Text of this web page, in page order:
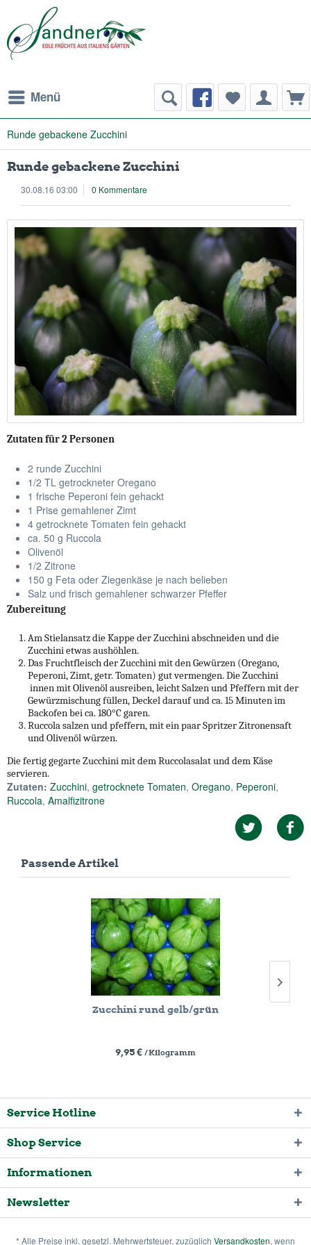
Menü
Runde gebackene Zucchini
Runde gebackene Zucchini
30.08.16 03:00 0 Kommentare
Zutaten für 2 Personen
2 runde Zucchini
1/2 TL getrockneter Oregano
1 frische Peperoni fein gehackt
1 Prise gemahlener Zimt
4 getrocknete Tomaten fein gehackt
ca. 50 g Ruccola
Olivenöl
1/2 Zitrone
150 g Feta oder Ziegenkäse je nach belieben
Salz und frisch gemahlener schwarzer Pfeffer
Zubereitung
Am Stielansatz die Kappe der Zucchini abschneiden und die
Zucchini etwas aushöhlen.
Das Fruchtfleisch der Zucchini mit den Gewürzen (Oregano,
Peperoni, Zimt, getr. Tomaten) gut vermengen. Die Zucchini
innen mit Olivenöl ausreiben, leicht Salzen und Pfeffern mit der
Gewürzmischung füllen, Deckel darauf und ca. 15 Minuten im
Backofen bei ca. 180°C garen.
Ruccola salzen und pfeffern, mit ein paar Spritzer Zitronensaft
und Olivenöl würzen.
Die fertig gegarte Zucchini mit dem Ruccolasalat und dem Käse
servieren.
Zutaten: Zucchini, getrocknete Tomaten, Oregano, Peperoni,
Ruccola, Amalfizitrone
Passende Artikel
Zucchini rund gelb/grün
9,95 € / Kilogramm
Service Hotline
Shop Service
Informationen
Newsletter
* Alle Preise inkl. gesetzl. Mehrwertsteuer, zuzüglich Versandkosten, wenn